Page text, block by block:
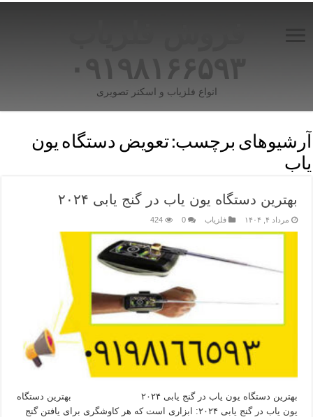
۰۹۱۹۸۱۶۶۵۹۳
انواع فلزیاب و اسکنر تصویری
آرشیوهای برچسب:تعویض دستگاه یون‌
یاب
بهترین دستگاه یون‌ یاب در گنج‌ یابی ۲۰۲۴
مرداد ۴, ۱۴۰۴ فلزیاب 0
424
بهترین دستگاه یون‌ یاب در گنج‌ یابی ۲۰۲۴ بهترین دستگاه
یون‌ یاب در گنج‌ یابی ۲۰۲۴: ابزاری است که هر کاوشگری برای یافتن گنج‌